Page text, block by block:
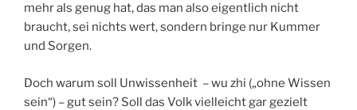
mehr als genug hat, das man also eigentlich nicht
braucht, sei nichts wert, sondern bringe nur Kummer
und Sorgen.
Doch warum soll Unwissenheit – wu zhi („ohne Wissen
sein“) – gut sein? Soll das Volk vielleicht gar gezielt